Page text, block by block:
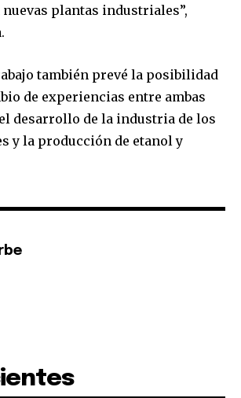
of
and be part of the
enter your email address on our website
button below. Don't worry, we respect
spam your inbox. Your information is
the
plantas industriales”,
también prevé la posibilidad
de experiencias entre ambas
desarrollo de la industria de los
y la producción de etanol y